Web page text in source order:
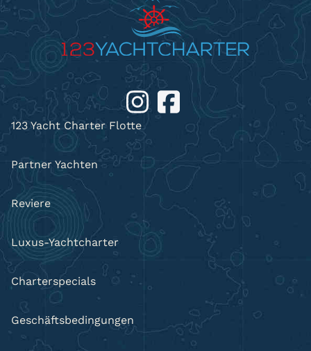
123 Yacht Charter Flotte
Partner Yachten
Reviere
Luxus-Yachtcharter
Charterspecials
Geschäftsbedingungen